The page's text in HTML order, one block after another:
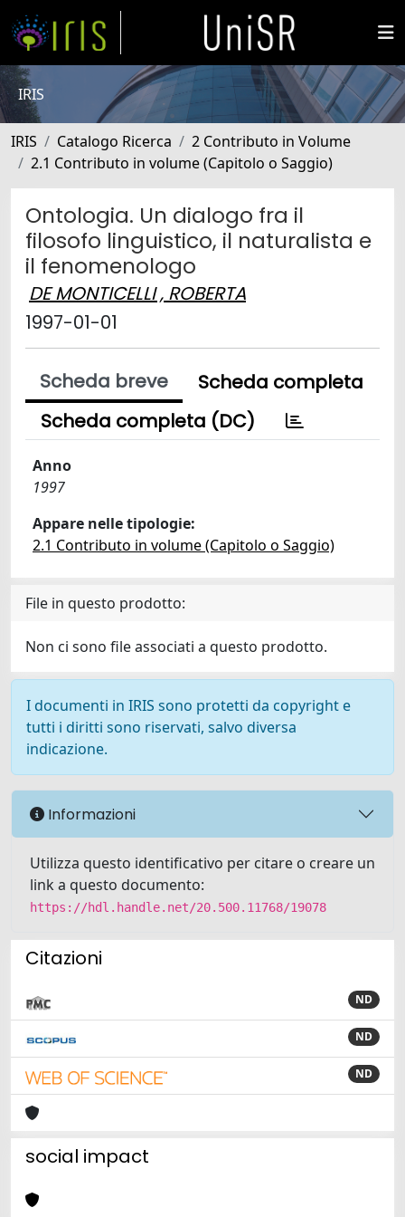
IRIS
IRIS Catalogo Ricerca
2 Contributo in Volume
2.1 Contributo in volume (Capitolo o Saggio)
Ontologia. Un dialogo fra il
filosofo linguistico, il naturalista e
il fenomenologo
DE MONTICELLI , ROBERTA
1997-01-01
Scheda breve
Scheda completa
Scheda completa (DC)
Anno
1997
Appare nelle tipologie:
2.1 Contributo in volume (Capitolo o Saggio)
File in questo prodotto:
Non ci sono file associati a questo prodotto.
I documenti in IRIS sono protetti da copyright e
tutti i diritti sono riservati, salvo diversa
indicazione.
Informazioni
Utilizza questo identificativo per citare o creare un
link a questo documento:
https://hdl.handle.net/20.500.11768/19078
Citazioni
ND
ND
ND
social impact